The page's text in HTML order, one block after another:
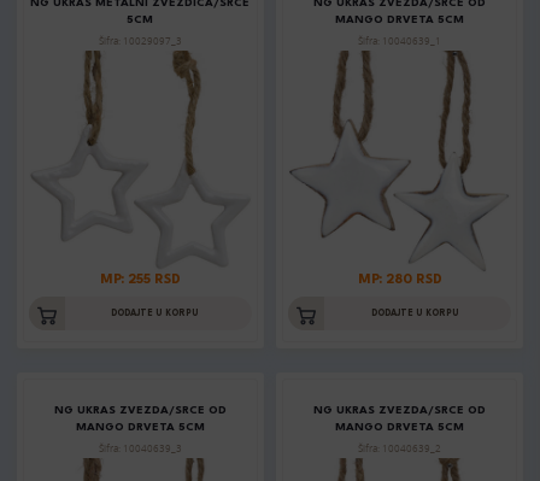
NG UKRAS METALNI ZVEZDICA/SRCE
5CM
Šifra: 10029097_3
MP: 255 RSD
DODAJTE U KORPU
NG UKRAS ZVEZDA/SRCE OD
MANGO DRVETA 5CM
Šifra: 10040639_1
MP: 280 RSD
DODAJTE U KORPU
NG UKRAS ZVEZDA/SRCE OD
MANGO DRVETA 5CM
Šifra: 10040639_3
NG UKRAS ZVEZDA/SRCE OD
MANGO DRVETA 5CM
Šifra: 10040639_2